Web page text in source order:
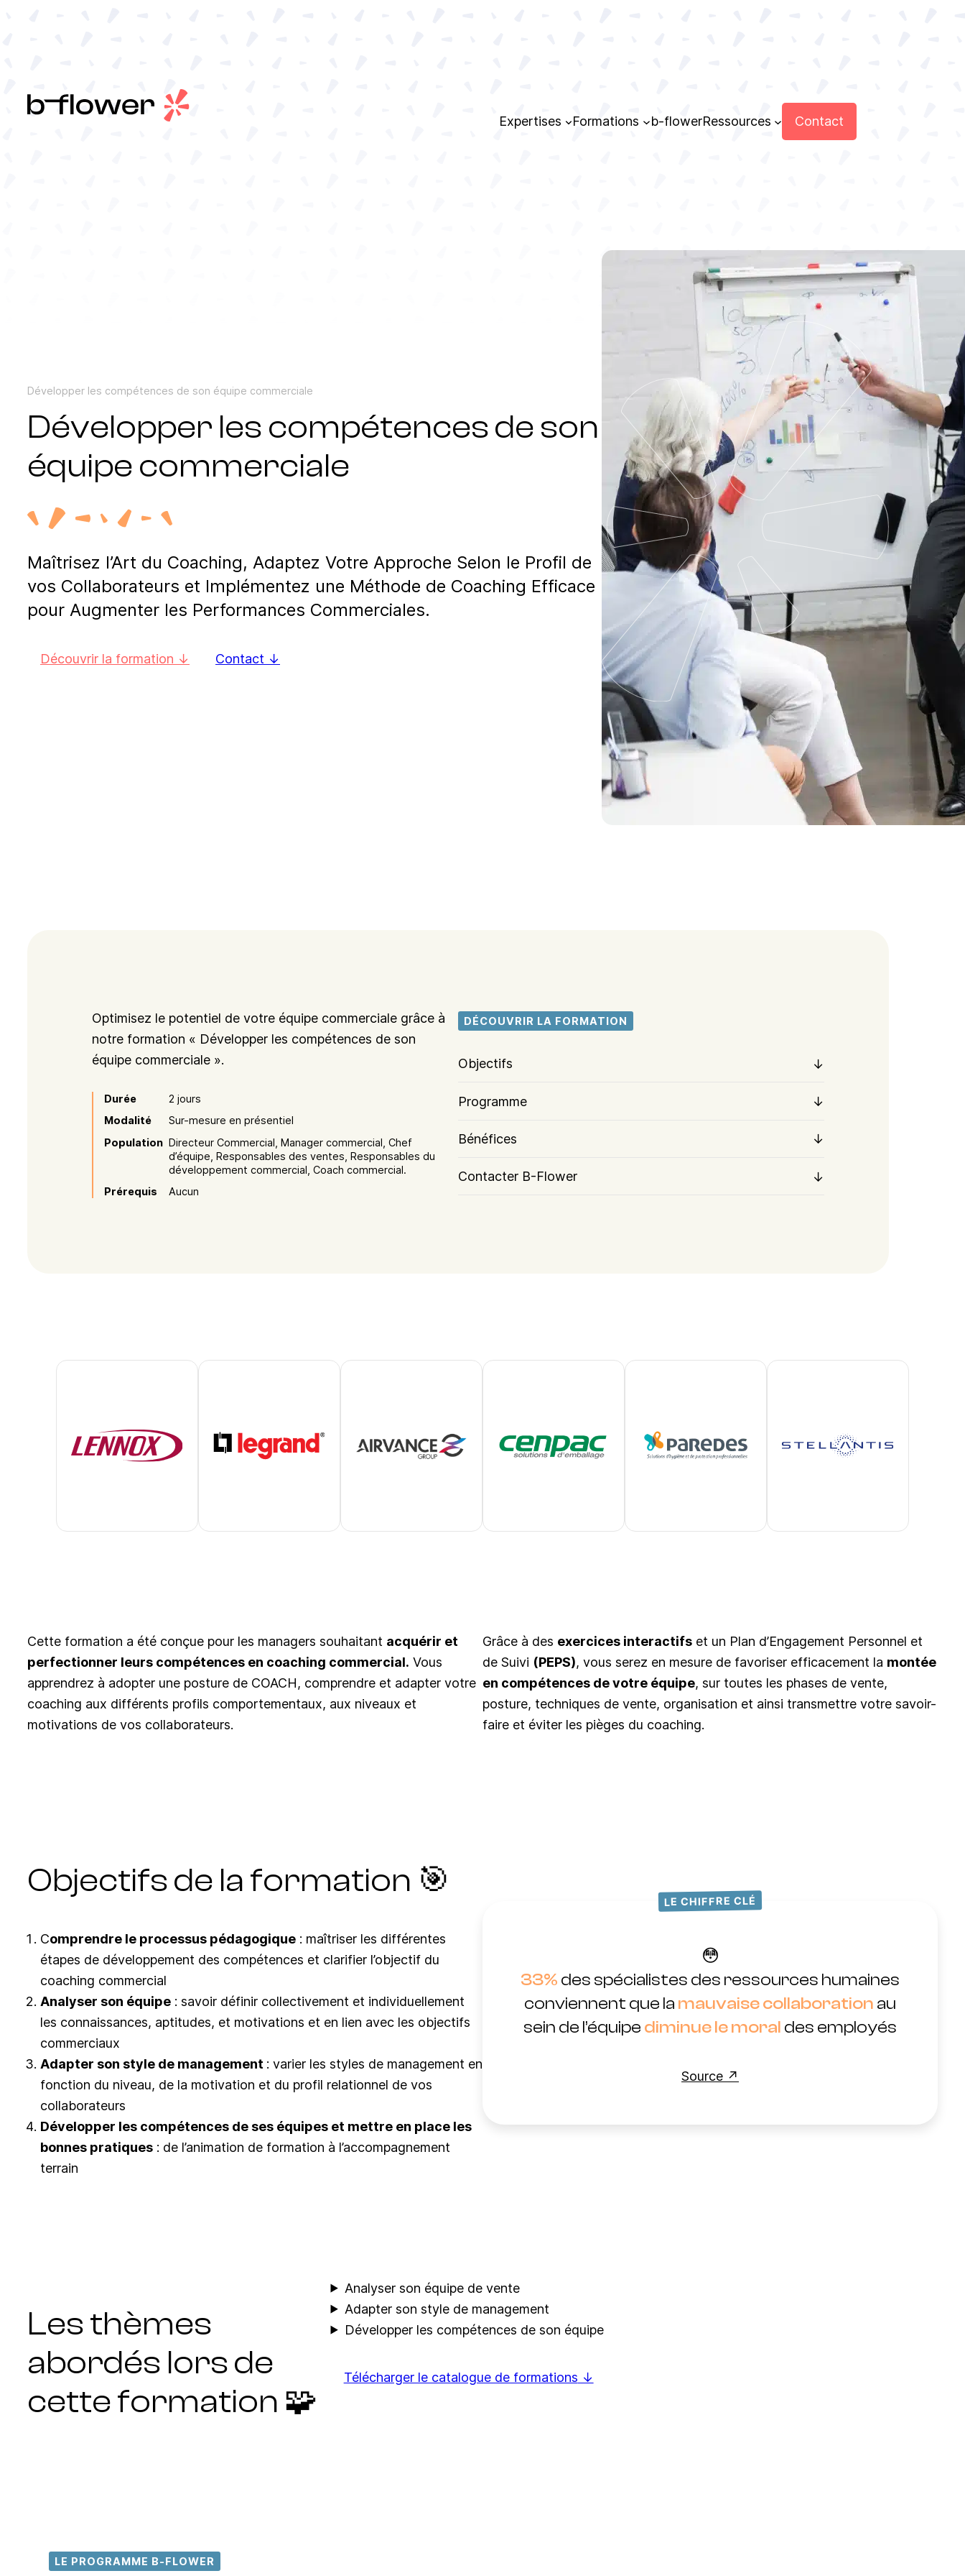
Expertises Formations b-flowerRessources Contact
Développer les compétences de son équipe commerciale
Développer les compétences de son
équipe commerciale
Maîtrisez l’Art du Coaching, Adaptez Votre Approche Selon le Profil de
vos Collaborateurs et Implémentez une Méthode de Coaching Efficace
pour Augmenter les Performances Commerciales.
Découvrir la formation Contact
Optimisez le potentiel de votre équipe commerciale grâce à
notre formation « Développer les compétences de son
équipe commerciale ».
Durée
2 jours
Modalité
Sur-mesure en présentiel
Population Directeur Commercial, Manager commercial, Chef
d’équipe, Responsables des ventes, Responsables du
développement commercial, Coach commercial.
Prérequis
Aucun
DÉCOUVRIR LA FORMATION
Objectifs
Programme
Bénéfices
Contacter B-Flower
Cette formation a été conçue pour les managers souhaitant acquérir et
perfectionner leurs compétences en coaching commercial. Vous
apprendrez à adopter une posture de COACH, comprendre et adapter votre
coaching aux différents profils comportementaux, aux niveaux et
motivations de vos collaborateurs.
Grâce à des exercices interactifs et un Plan d’Engagement Personnel et
de Suivi (PEPS), vous serez en mesure de favoriser efficacement la montée
en compétences de votre équipe, sur toutes les phases de vente,
posture, techniques de vente, organisation et ainsi transmettre votre savoir-
faire et éviter les pièges du coaching.
Objectifs de la formation 🎯
Comprendre le processus pédagogique : maîtriser les différentes
étapes de développement des compétences et clarifier l’objectif du
coaching commercial
Analyser son équipe : savoir définir collectivement et individuellement
les connaissances, aptitudes, et motivations et en lien avec les objectifs
commerciaux
Adapter son style de management : varier les styles de management en
fonction du niveau, de la motivation et du profil relationnel de vos
collaborateurs
Développer les compétences de ses équipes et mettre en place les
bonnes pratiques : de l’animation de formation à l’accompagnement
terrain
LE CHIFFRE CLÉ
😳
33% des spécialistes des ressources humaines
conviennent que la mauvaise collaboration au
sein de l’équipe diminue le moral des employés
Source
Les thèmes
abordés lors de
cette formation 🧩
Analyser son équipe de vente
Adapter son style de management
Développer les compétences de son équipe
Télécharger le catalogue de formations
LE PROGRAMME B-FLOWER